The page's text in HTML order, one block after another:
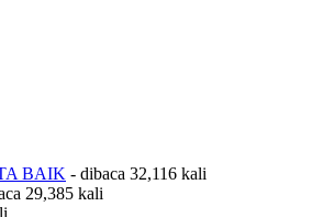
BAIK - dibaca 32,116 kali
29,385 kali